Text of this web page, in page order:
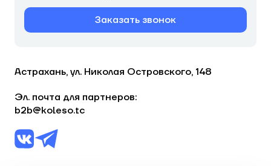
Заказать звонок
Астрахань, ул. Николая Островского, 148
Эл. почта для партнеров:
b2b@koleso.tc